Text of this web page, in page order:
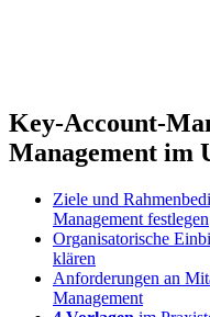
Key-Account-
Management im
Ziele und
Management festlegen
Organisatorische
klären
Anforderungen an
Management